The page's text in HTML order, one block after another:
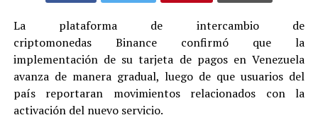
La plataforma de intercambio de
criptomonedas Binance confirmó que la
implementación de su tarjeta de pagos en Venezuela
avanza de manera gradual, luego de que usuarios del
país reportaran movimientos relacionados con la
activación del nuevo servicio.